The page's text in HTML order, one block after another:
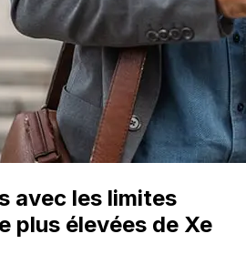
avec les limites
plus élevées de Xe